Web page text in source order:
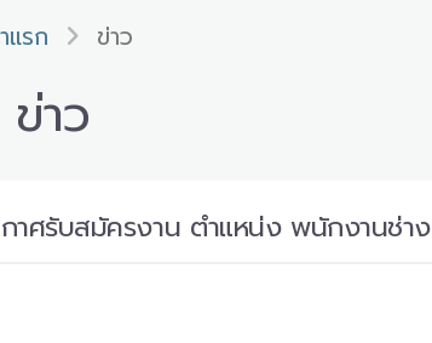
แรก ข่าว
ข่าว
าศรับสมัครงาน ตำแหน่ง พนักงานช่าง